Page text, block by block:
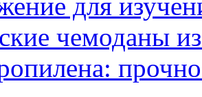
для
чемоданы